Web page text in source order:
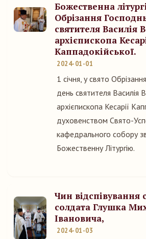
Божественна
Обрізання
святителя Василія
архієпископа
Каппадокійської.
2024-01-01
1 січня, у свято
день святителя Василія
архієпископа Кесарії
духовенством Свято-
кафедрального собору
Божественну Літургію.
Чин відспівування
солдата Глушка
Івановича,
2024-01-03